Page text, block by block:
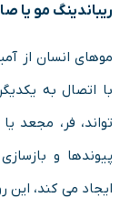
ریباندینگ مو یا
موهای انسان از
با اتصال به
تواند، فر، مجعد
پیوندها و
ایجاد می کند،